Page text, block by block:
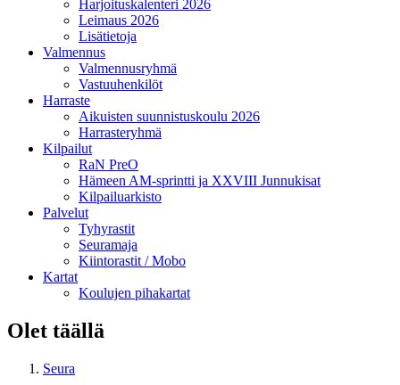
Harjoituskalenteri 2026
Leimaus 2026
Lisätietoja
Valmennus
Valmennusryhmä
Vastuuhenkilöt
Harraste
Aikuisten suunnistuskoulu 2026
Harrasteryhmä
Kilpailut
RaN PreO
Hämeen AM-sprintti ja XXVIII Junnukisat
Kilpailuarkisto
Palvelut
Tyhyrastit
Seuramaja
Kiintorastit / Mobo
Kartat
Koulujen pihakartat
Olet täällä
Seura